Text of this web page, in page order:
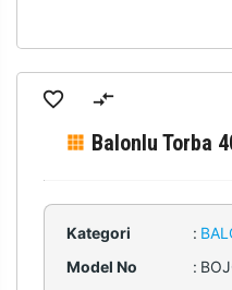
Balonlu Torba
Kategori :
Model No
: